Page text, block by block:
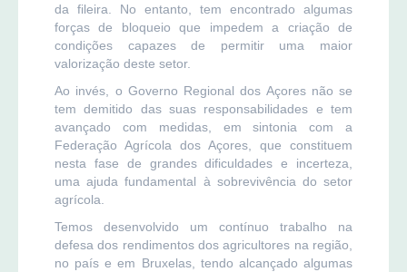
da fileira. No entanto, tem encontrado algumas
forças de bloqueio que impedem a criação de
condições capazes de permitir uma maior
valorização deste setor.
Ao invés, o Governo Regional dos Açores não se
tem demitido das suas responsabilidades e tem
avançado com medidas, em sintonia com a
Federação Agrícola dos Açores, que constituem
nesta fase de grandes dificuldades e incerteza,
uma ajuda fundamental à sobrevivência do setor
agrícola.
Temos desenvolvido um contínuo trabalho na
defesa dos rendimentos dos agricultores na região,
no país e em Bruxelas, tendo alcançado algumas